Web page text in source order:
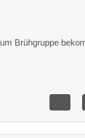
Brühgruppe